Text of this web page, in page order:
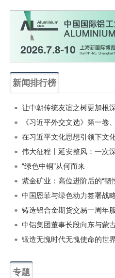
新闻排行榜
《习近平外交文选》第一卷
“绿色中铜”从何而来
紫金矿业：高位进阶后的“韧
中国恩菲与绿色动力签署战
铸造铝合金期货交易一周年
专题